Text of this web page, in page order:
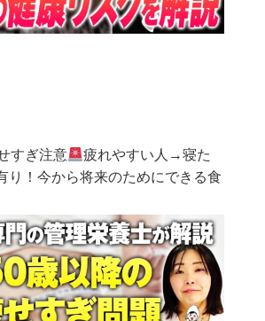
すぎ注意
疲れやすい人→寝た
り！今から将来のためにできる食